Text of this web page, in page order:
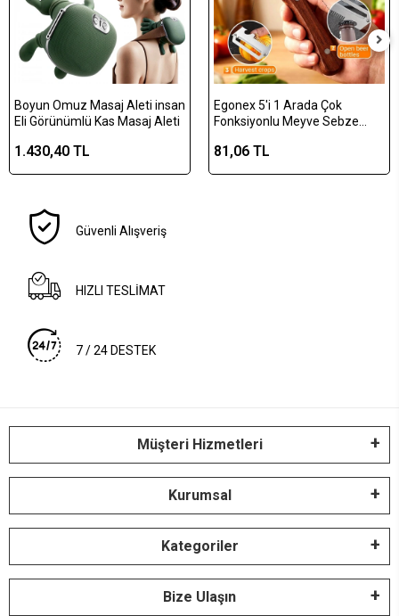
Boyun Omuz Masaj Aleti insan
Eli Görünümlü Kas Masaj Aleti
1.430,40 TL
Egonex 5'i 1 Arada Çok
Fonksiyonlu Meyve Sebze
Şişe Açacağı – Ahşap Saplı
81,06 TL
Güvenli Alışveriş
HIZLI TESLİMAT
7 / 24 DESTEK
Müşteri Hizmetleri
Kurumsal
Kategoriler
Bize Ulaşın